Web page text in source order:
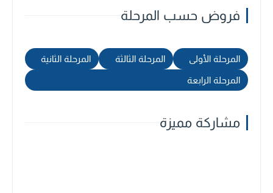
فروض حسب المرحلة
المرحلة الأولى المرحلة الثالثة المرحلة الثانية
المرحلة الرابعة
مشاركة مميزة